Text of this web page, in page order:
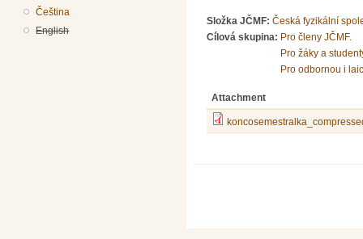
Čeština
English
Složka JČMF: Česká fyzikální
Cílová skupina: Pro členy JČMF.
Pro žáky a
Pro odbornou i
Attachment